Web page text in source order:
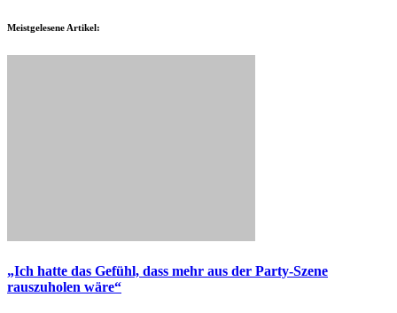
Meistgelesene Artikel:
„Ich hatte das Gefühl, dass mehr aus der Party-Szene
rauszuholen wäre“